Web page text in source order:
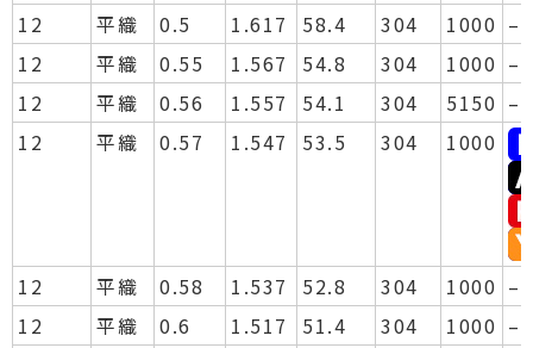
12
平織 0.5 1.617 58.4 304 1000 –
12
平織 0.55 1.567 54.8 304 1000 –
12
平織 0.56 1.557 54.1 304 5150 –
12
平織 0.57 1.547 53.5 304 1000
12 平織 0.58 1.537 52.8 304 1000 –
12
平織 0.6 1.517 51.4 304 1000 –